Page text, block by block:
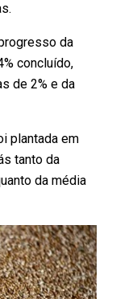
da
concluído,
de 2% e da
plantada em
tanto da
da média